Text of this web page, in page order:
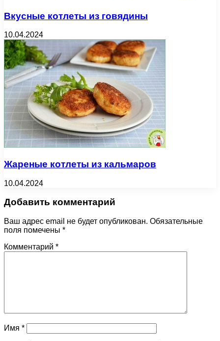
Вкусные котлеты из говядины
10.04.2024
Жареные котлеты из кальмаров
10.04.2024
Добавить комментарий
Ваш адрес email не будет опубликован. Обязательные
поля помечены *
Комментарий *
Имя *